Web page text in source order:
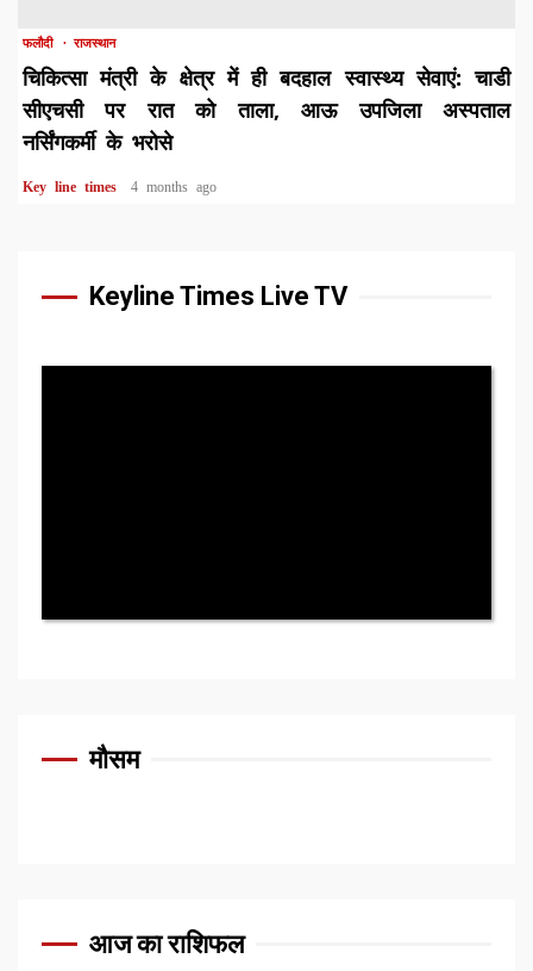
फलौदी राजस्थान
चिकित्सा मंत्री के क्षेत्र में ही बदहाल स्वास्थ्य सेवाएं: चाडी
सीएचसी पर रात को ताला, आऊ उपजिला अस्पताल
नर्सिंगकर्मी के भरोसे
Key line times 4 months ago
Keyline Times Live TV
मौसम
आज का राशिफल